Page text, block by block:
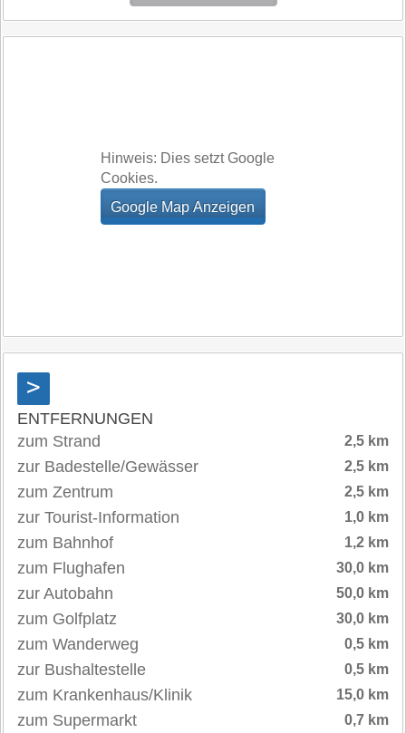
Hinweis: Dies setzt Google
Cookies.
>
ENTFERNUNGEN
zum Strand
2,5 km
zur Badestelle/Gewässer 2,5 km
zum Zentrum 2,5 km
zur Tourist-Information 1,0 km
zum Bahnhof 1,2 km
zum Flughafen 30,0 km
zur Autobahn 50,0 km
zum Golfplatz 30,0 km
zum Wanderweg 0,5 km
zur Bushaltestelle 0,5 km
zum Krankenhaus/Klinik 15,0 km
zum Supermarkt 0,7 km